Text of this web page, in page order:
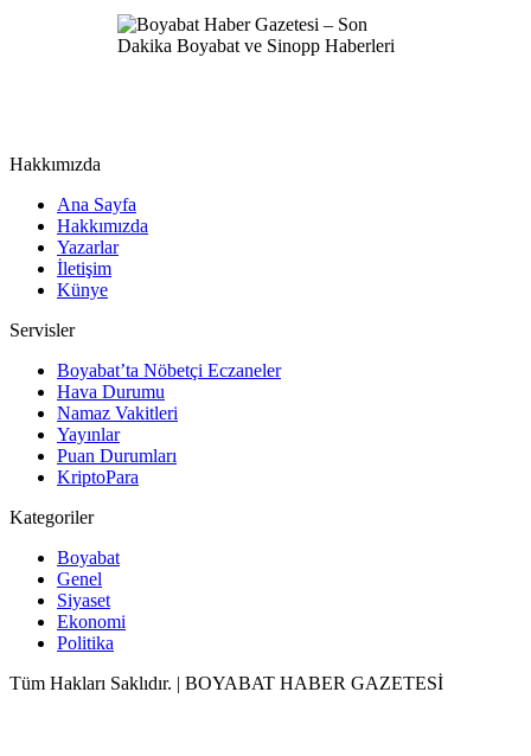
Hakkımızda
Ana Sayfa
Hakkımızda
Yazarlar
İletişim
Künye
Servisler
Boyabat’ta Nöbetçi Eczaneler
Hava Durumu
Namaz Vakitleri
Yayınlar
Puan Durumları
KriptoPara
Kategoriler
Boyabat
Genel
Siyaset
Ekonomi
Politika
Tüm Hakları Saklıdır. | BOYABAT HABER GAZETESİ